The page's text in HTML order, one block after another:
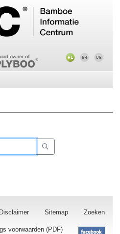
Disclaimer Sitemap Zoeken
voorwaarden (PDF)